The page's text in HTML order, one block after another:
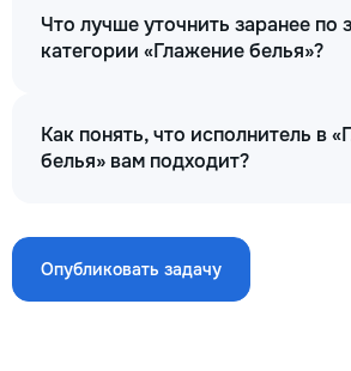
Что лучше уточнить заранее по
категории «Глажение белья»?
Как понять, что исполнитель в
белья» вам подходит?
Опубликовать задачу